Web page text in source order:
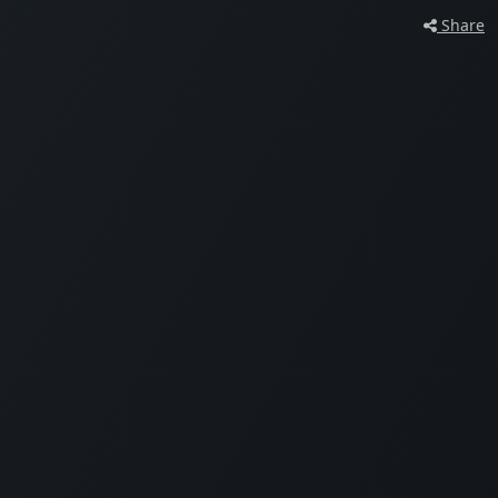
Share